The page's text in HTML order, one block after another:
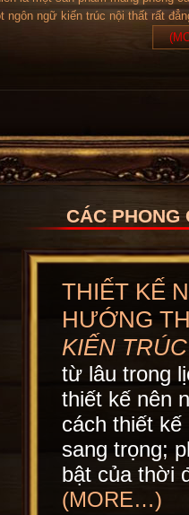
ngôn ngữ kiến trúc nội thất rất
CÁC PHONG
THIẾT KẾ
HƯỚNG
KIẾN
từ lâu trong
thiết kế nên
cách thiết
sang trọng;
bật của thời
(MORE…)